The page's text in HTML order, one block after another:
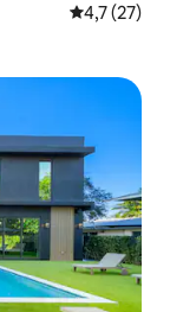
4,7 de uma
4,7 (27)